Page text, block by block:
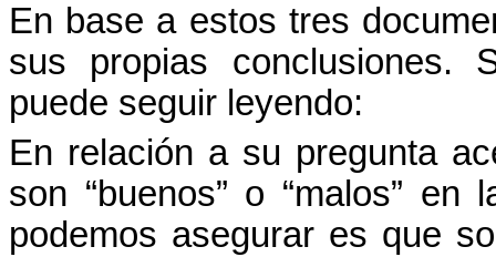
En base a estos tres
sus
propias conclusiones.
puede seguir leyendo:
En relación a su pregunta
son “buenos” o “malos” en
podemos asegurar es que